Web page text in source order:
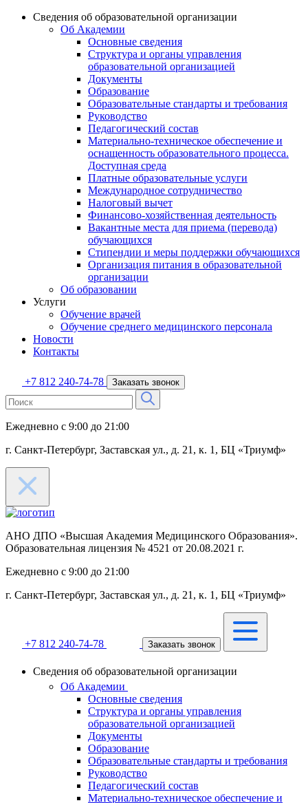
Сведения об образовательной организации
Об Академии
Основные сведения
Структура и органы управления
образовательной организацией
Документы
Образование
Образовательные стандарты и требования
Руководство
Педагогический состав
Материально-техническое обеспечение и
оснащенность образовательного процесса.
Доступная среда
Платные образовательные услуги
Международное сотрудничество
Налоговый вычет
Финансово-хозяйственная деятельность
Вакантные места для приема (перевода)
обучающихся
Стипендии и меры поддержки обучающихся
Организация питания в образовательной
организации
Об образовании
Услуги
Обучение врачей
Обучение среднего медицинского персонала
Новости
Контакты
+7 812 240-74-78 Заказать звонок
Ежедневно с 9:00 до 21:00
г. Санкт-Петербург, Заставская ул., д. 21, к. 1, БЦ «Триумф»
АНО ДПО «Высшая Академия Медицинского Образования».
Образовательная лицензия № 4521 от 20.08.2021 г.
Ежедневно с 9:00 до 21:00
г. Санкт-Петербург, Заставская ул., д. 21, к. 1, БЦ «Триумф»
+7 812 240-74-78 Заказать звонок
Сведения об образовательной организации
Об Академии
Основные сведения
Структура и органы управления
образовательной организацией
Документы
Образование
Образовательные стандарты и требования
Руководство
Педагогический состав
Материально-техническое обеспечение и